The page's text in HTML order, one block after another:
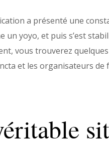
a présenté une
un yoyo, et puis s’est
vous trouverez
et les organisateurs